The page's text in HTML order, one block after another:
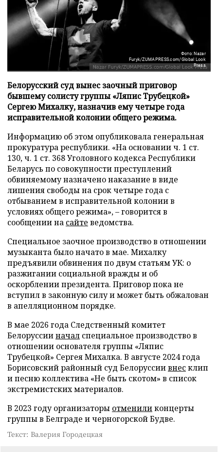
Фото: Nazar
Furyk/ZUMAPRESS.com/Global Look
Press
Белорусский суд вынес заочный приговор
бывшему солисту группы «Ляпис Трубецкой»
Сергею Михалку, назначив ему четыре года
исправительной колонии общего режима.
Информацию об этом опубликовала генеральная
прокуратура республики. «На основании ч. 1 ст.
130, ч. 1 ст. 368 Уголовного кодекса Республики
Беларусь по совокупности преступлений
обвиняемому назначено наказание в виде
лишения свободы на срок четыре года с
отбыванием в исправительной колонии в
условиях общего режима», – говорится в
сообщении на сайте ведомства.
Специальное заочное производство в отношении
музыканта было начато в мае. Михалку
предъявили обвинения по двум статьям УК: о
разжигании социальной вражды и об
оскорблении президента. Приговор пока не
вступил в законную силу и может быть обжалован
в апелляционном порядке.
В мае 2026 года Следственный комитет
Белоруссииначал специальное производство в
отношении основателя группы «Ляпис
Трубецкой» Сергея Михалка. В августе 2024 года
Борисовский районный суд Белоруссиивнесклип
и песню коллектива «Не быть скотом» в список
экстремистских материалов.
В 2023 году организаторы отмениликонцерты
группы в Белграде и черногорской Будве.
Текст: Валерия Городецкая